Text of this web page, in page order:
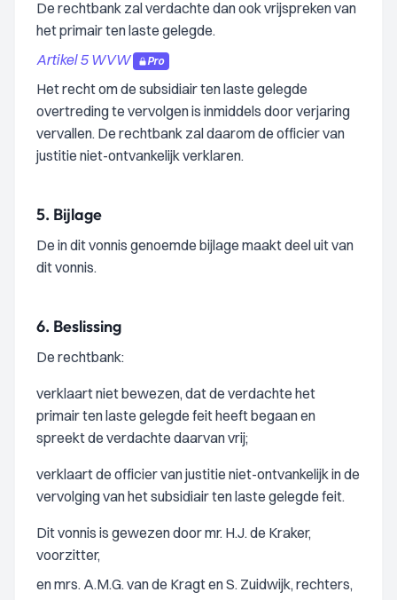
De rechtbank zal verdachte dan ook vrijspreken van
het primair ten laste gelegde.
Artikel 5 WVW
Pro
Het recht om de subsidiair ten laste gelegde
overtreding te vervolgen is inmiddels door verjaring
vervallen. De rechtbank zal daarom de officier van
justitie niet-ontvankelijk verklaren.
5. Bijlage
De in dit vonnis genoemde bijlage maakt deel uit van
dit vonnis.
6. Beslissing
De rechtbank:
verklaart niet bewezen, dat de verdachte het
primair ten laste gelegde feit heeft begaan en
spreekt de verdachte daarvan vrij;
verklaart de officier van justitie niet-ontvankelijk in de
vervolging van het subsidiair ten laste gelegde feit.
Dit vonnis is gewezen door mr. H.J. de Kraker,
voorzitter,
en mrs. A.M.G. van de Kragt en S. Zuidwijk, rechters,